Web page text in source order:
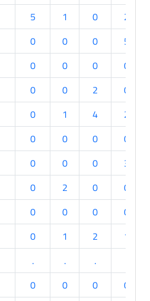
5 1 0
2
0 0 0
5
0 0 0
0
0 0 2
0
0 1 4
2
0 0 0
0
0 0 0
3
0 2 0
0
0 0 0
0
0 1 2
1
. . .
0 0 0
0